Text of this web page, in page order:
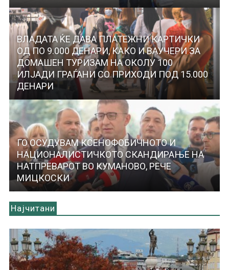
ВЛАДАТА ЌЕ ДАВА ПЛАТЕЖНИ КАРТИЧКИ
ОД ПО 9.000 ДЕНАРИ, КАКО И ВАУЧЕРИ ЗА
ДОМАШЕН ТУРИЗАМ НА ОКОЛУ 100
ИЛЈАДИ ГРАЃАНИ СО ПРИХОДИ ПОД 15.000
ДЕНАРИ
ГО ОСУДУВАМ КСЕНОФОБИЧНОТО И
НАЦИОНАЛИСТИЧКОТО СКАНДИРАЊЕ НА
НАТПРЕВАРОТ ВО КУМАНОВО, РЕЧЕ
МИЦКОСКИ
Најчитани